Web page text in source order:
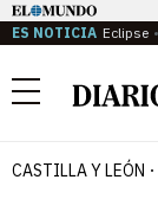
ES NOTICIA Eclipse
Menú
CASTILLA Y LEÓN